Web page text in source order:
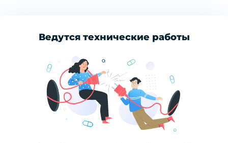
Ведутся технические работы